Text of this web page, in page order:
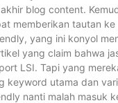
blog content.
memberikan tautan
yang ini konyol
yang claim bahwa
LSI. Tapi yang
keyword utama dan
nanti malah masuk